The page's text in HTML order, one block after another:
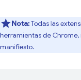
Nota:Todas las
herramientas de Chrome,
manifiesto.